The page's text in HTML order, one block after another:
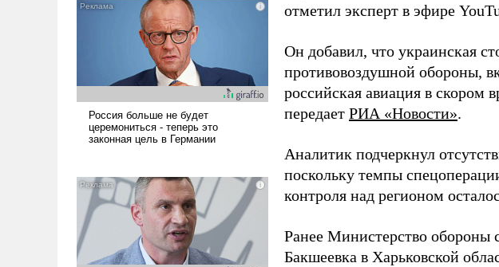
отметил эксперт в эфире
Он добавил, что украинская
противовоздушной обороны,
российская авиация в скором
передает РИА «Новости».
Аналитик подчеркнул
поскольку темпы
контроля над регионом
Ранее Министерство обороны
Бакшеевка в Харьковской